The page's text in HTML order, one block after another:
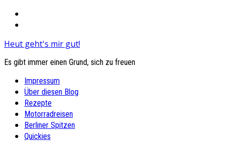
Heut geht's mir gut!
Es gibt immer einen Grund, sich zu freuen
Primary
Menu
Impressum
Über diesen Blog
Rezepte
Motorradreisen
Berliner Spitzen
Quickies